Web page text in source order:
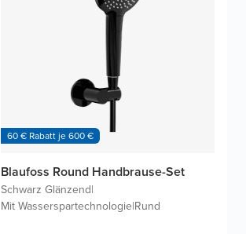
60 € Rabatt je 600 €
Blaufoss Round Handbrause-Set
Schwarz Glänzend|
Mit Wasserspartechnologie|Rund